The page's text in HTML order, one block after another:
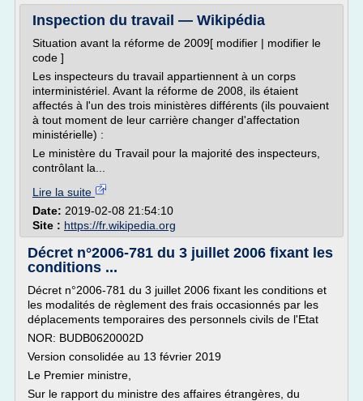
Inspection du travail — Wikipédia
Situation avant la réforme de 2009[ modifier | modifier le
code ]
Les inspecteurs du travail appartiennent à un corps
interministériel. Avant la réforme de 2008, ils étaient
affectés à l'un des trois ministères différents (ils pouvaient
à tout moment de leur carrière changer d'affectation
ministérielle) :
Le ministère du Travail pour la majorité des inspecteurs,
contrôlant la...
Lire la suite
Date: 2019-02-08 21:54:10
Site : https://fr.wikipedia.org
Décret n°2006-781 du 3 juillet 2006 fixant les
conditions ...
Décret n°2006-781 du 3 juillet 2006 fixant les conditions et
les modalités de règlement des frais occasionnés par les
déplacements temporaires des personnels civils de l'Etat
NOR: BUDB0620002D
Version consolidée au 13 février 2019
Le Premier ministre,
Sur le rapport du ministre des affaires étrangères, du